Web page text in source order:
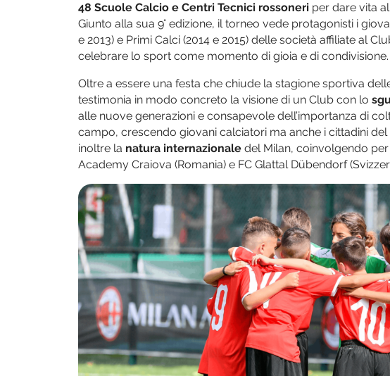
48 Scuole Calcio e Centri Tecnici rossoneri per dare vita
Giunto alla sua 9° edizione, il torneo vede protagonisti i
e 2013) e Primi Calci (2014 e 2015) delle società affiliate al
celebrare lo sport come momento di gioia e di condivisione.
Oltre a essere una festa che chiude la stagione sportiva
testimonia in modo concreto la visione di un Club con lo
alle nuove generazioni e consapevole dell’importanza di
campo, crescendo giovani calciatori ma anche i cittadini
inoltre la natura internazionale del Milan, coinvolgendo
Academy Craiova (Romania) e FC Glattal Dübendorf